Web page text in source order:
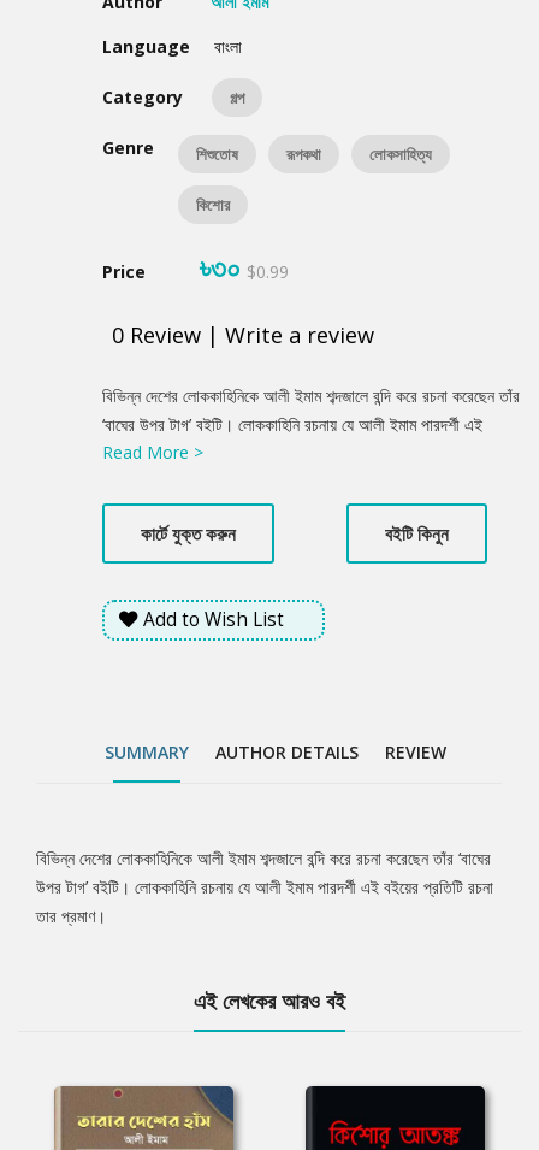
Language
বাংলা
Category গল্প
Genre শিশুতোষ রূপকথা লোকসাহিত্য
কিশোর
Price ৳৩০ $0.99
0 Review | Write a review
Product
Summery
বিভিন্ন দেশের লোককাহিনিকে আলী ইমাম শব্দজালে বন্দি করে রচনা করেছেন তাঁর
‘বাঘের উপর টাগ’ বইটি। লোককাহিনি রচনায় যে আলী ইমাম পারদর্শী এই
বইয়ের প্রতিটি রচনা তার প্রমাণ।
Read More >
কার্টে যুক্ত করুন বইটি কিনুন
Add to Wish List
SUMMARY AUTHOR DETAILS REVIEW
Tab
Article
বিভিন্ন দেশের লোককাহিনিকে আলী ইমাম শব্দজালে বন্দি করে রচনা করেছেন তাঁর ‘বাঘের
উপর টাগ’ বইটি। লোককাহিনি রচনায় যে আলী ইমাম পারদর্শী এই বইয়ের প্রতিটি রচনা
তার প্রমাণ।
এই লেখকের আরও বই